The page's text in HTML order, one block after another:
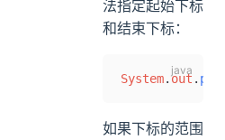
法指定起始下标
和结束下标：
System.out .
如果下标的范围